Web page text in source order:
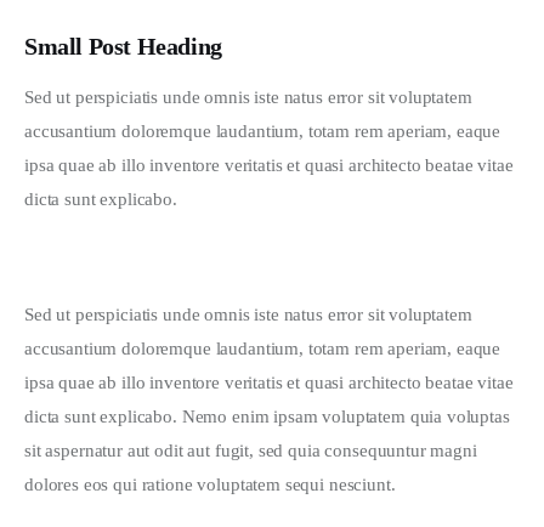
Small Post Heading
Sed ut perspiciatis unde omnis iste natus error sit voluptatem
accusantium doloremque laudantium, totam rem aperiam, eaque
ipsa quae ab illo inventore veritatis et quasi architecto beatae vitae
dicta sunt explicabo.
Sed ut perspiciatis unde omnis iste natus error sit voluptatem
accusantium doloremque laudantium, totam rem aperiam, eaque
ipsa quae ab illo inventore veritatis et quasi architecto beatae vitae
dicta sunt explicabo. Nemo enim ipsam voluptatem quia voluptas
sit aspernatur aut odit aut fugit, sed quia consequuntur magni
dolores eos qui ratione voluptatem sequi nesciunt.